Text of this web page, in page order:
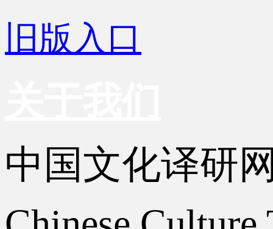
旧版入口
中国文化译研